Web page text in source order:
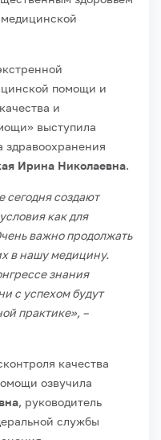
помощи и
и
выступила
здравоохранения
Ирина Николаевна.
сегодня создают
как для
важно продолжать
в нашу медицину.
знания
с успехом будут
практике», –
качества
озвучила
, руководитель
службы